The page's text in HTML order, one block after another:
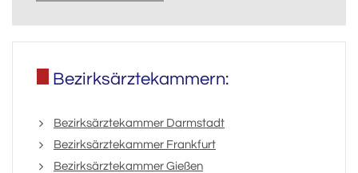
Bezirksärztekammern:
Bezirksärztekammer Darmstadt
Bezirksärztekammer Frankfurt
Bezirksärztekammer Gießen